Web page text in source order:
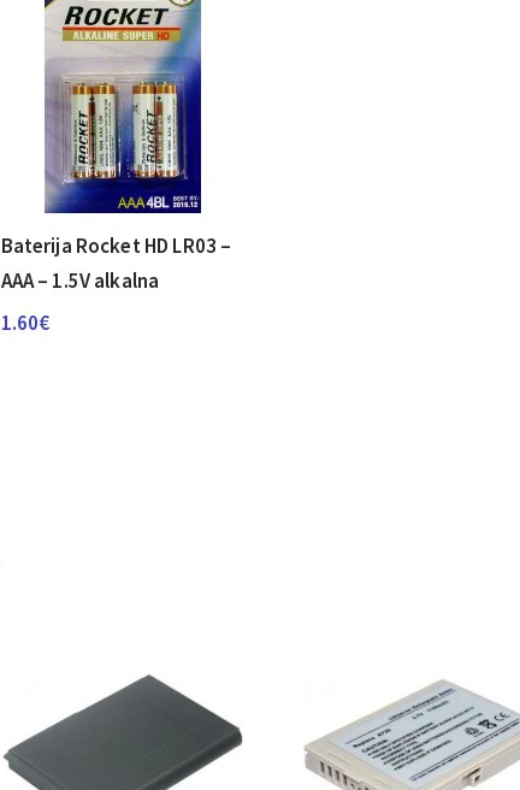
Baterija Rocket HD LR03 –
AAA – 1.5V alkalna
1.60€